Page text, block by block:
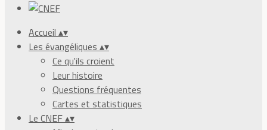
Accueil ▴▾
Les évangéliques ▴▾
Ce qu'ils croient
Leur histoire
Questions fréquentes
Cartes et statistiques
Le CNEF▴▾